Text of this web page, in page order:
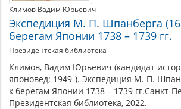
Климов Вадим Юрьевич
Экспедиция М. П. Шпанберга
берегам Японии 1738 – 1739 гг.
Президентская библиотека
Климов, Вадим Юрьевич (кандидат
японовед; 1949-). Экспедиция М. П.
к берегам Японии 1738 – 1739 гг.Санкт-
Президентская библиотека, 2022.